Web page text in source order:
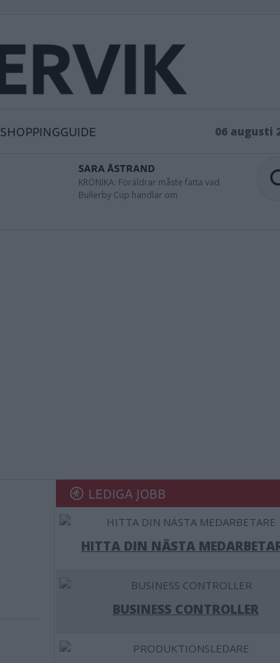
SHOPPINGGUIDE 06 augusti
SARA ÅSTRAND
KRÖNIKA: Föräldrar måste fatta vad
Bullerby Cup handlar om
LEDIGA JOBB
HITTA DIN NÄSTA
BUSINESS CONTROLLER